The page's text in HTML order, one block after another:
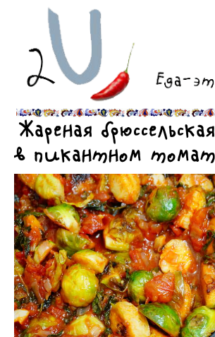
Жареная
в пикантном